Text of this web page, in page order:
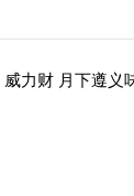
威力财 月下遵义